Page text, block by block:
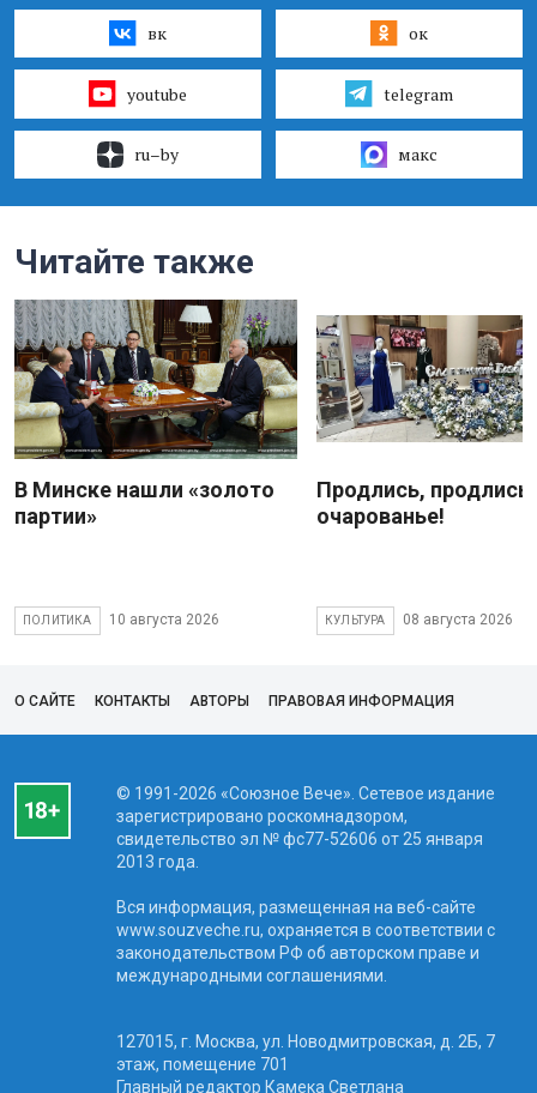
вк ок
youtube telegram
ru–by макс
Читайте также
В Минске нашли «золото
партии»
ПОЛИТИКА 10 августа 2026
Продлись, продлись
очарованье!
КУЛЬТУРА 08 августа 2026
О САЙТЕ КОНТАКТЫ АВТОРЫ ПРАВОВАЯ ИНФОРМАЦИЯ
© 1991-2026 «Союзное Вече». Сетевое издание
зарегистрировано роскомнадзором,
свидетельство эл № фc77-52606 от 25 января
2013 года.
Вся информация, размещенная на веб-сайте
www.souzveche.ru, охраняется в соответствии с
законодательством РФ об авторском праве и
международными соглашениями.
127015, г. Москва, ул. Новодмитровская, д. 2Б, 7
этаж, помещение 701
Главный редактор Камека Светлана